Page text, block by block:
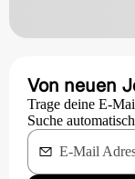
Von neuen
Trage deine E-
Suche
E-Mail